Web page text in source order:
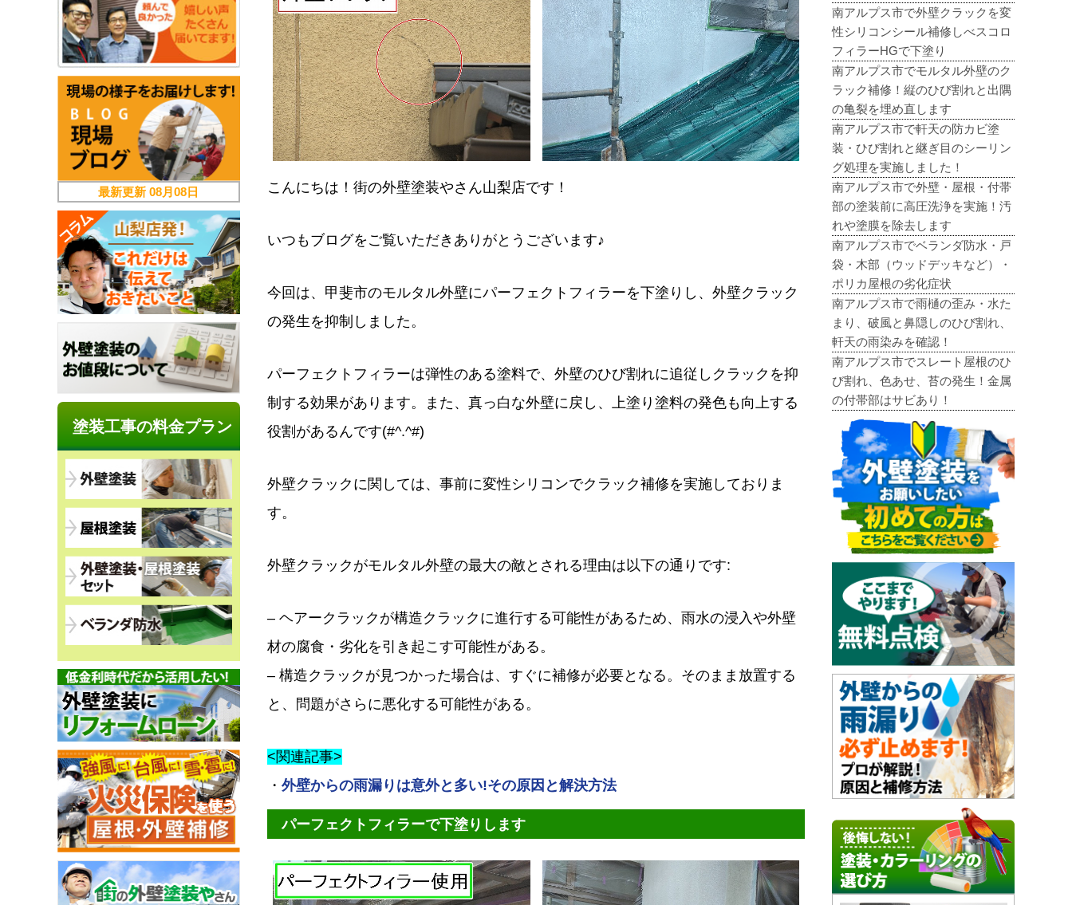
こんにちは！街の外壁塗装やさん山梨店です！
いつもブログをご覧いただきありがとうございます♪
今回は、甲斐市のモルタル外壁にパーフェクトフィラーを下塗りし、外壁クラック
の発生を抑制しました。
パーフェクトフィラーは弾性のある塗料で、外壁のひび割れに追従しクラックを抑
制する効果があります。また、真っ白な外壁に戻し、上塗り塗料の発色も向上する
役割があるんです(#^.^#)
外壁クラックに関しては、事前に変性シリコンでクラック補修を実施しておりま
す。
外壁クラックがモルタル外壁の最大の敵とされる理由は以下の通りです:
– ヘアークラックが構造クラックに進行する可能性があるため、雨水の浸入や外壁
材の腐食・劣化を引き起こす可能性がある。
– 構造クラックが見つかった場合は、すぐに補修が必要となる。そのまま放置する
と、問題がさらに悪化する可能性がある。
<関連記事>
・ 外壁からの雨漏りは意外と多い!その原因と解決方法
パーフェクトフィラーで下塗りします
南アルプス市で外壁クラックを変
性シリコンシール補修しべスコロ
フィラーHGで下塗り
南アルプス市でモルタル外壁のク
ラック補修！縦のひび割れと出隅
の亀裂を埋め直します
南アルプス市で軒天の防カビ塗
装・ひび割れと継ぎ目のシーリン
グ処理を実施しました！
南アルプス市で外壁・屋根・付帯
部の塗装前に高圧洗浄を実施！汚
れや塗膜を除去します
南アルプス市でベランダ防水・戸
袋・木部（ウッドデッキなど）・
ポリカ屋根の劣化症状
南アルプス市で雨樋の歪み・水た
まり、破風と鼻隠しのひび割れ、
軒天の雨染みを確認！
南アルプス市でスレート屋根のひ
び割れ、色あせ、苔の発生！金属
の付帯部はサビあり！
最新更新08月08日
塗装工事の料金プラン